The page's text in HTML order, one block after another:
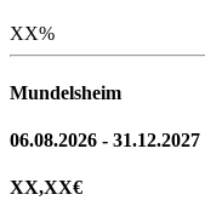
XX%
Mundelsheim
06.08.2026 - 31.12.2027
XX,XX€